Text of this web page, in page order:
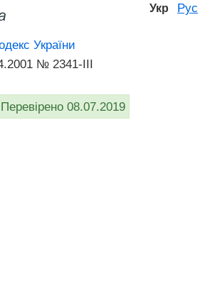
Укр Рус
України
№ 2341-III
08.07.2019